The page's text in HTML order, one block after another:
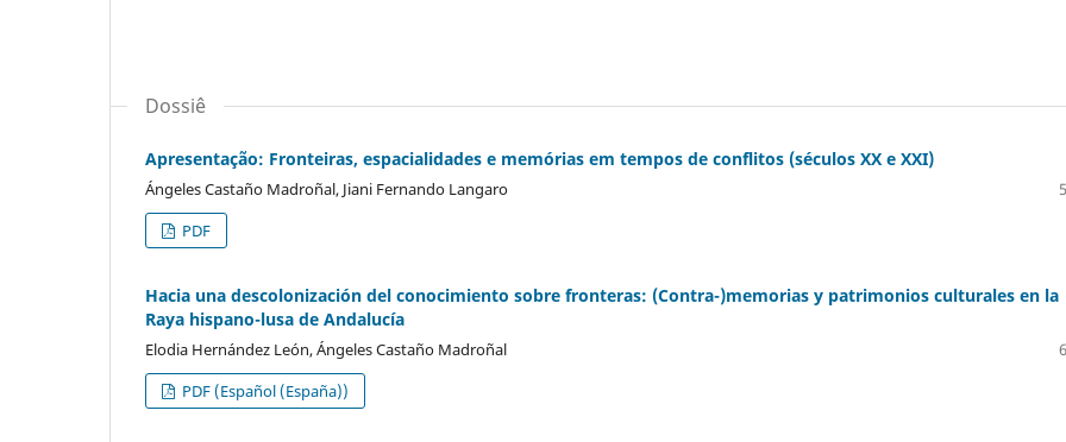
Dossiê
Apresentação: Fronteiras, espacialidades e memórias em tempos de conflitos (séculos XX e XXI)
Ángeles Castaño Madroñal, Jiani Fernando Langaro
PDF
Hacia una descolonización del conocimiento sobre fronteras: (Contra-)memorias y patrimonios culturales en la
Raya hispano-lusa de Andalucía
Elodia Hernández León, Ángeles Castaño Madroñal
PDF (Español (España))